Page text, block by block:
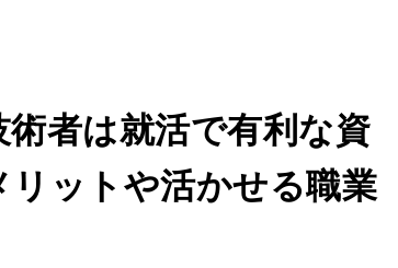
術者は就活で有利な資
リットや活かせる職業